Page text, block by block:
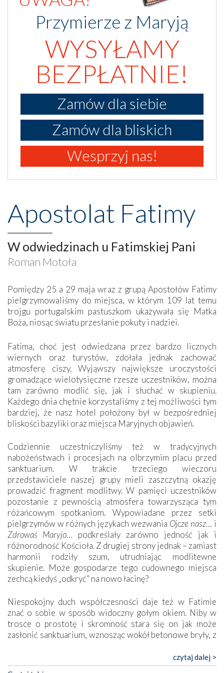
Przymierze z Maryją
WYSYŁAMY
BEZPŁATNIE!
Zamów dla siebie
Zamów dla bliskich
Wesprzyj nas!
Apostolat Fatimy
W odwiedzinach u Fatimskiej Pani
Roman Motoła
Pomiędzy 25 a 29 maja wraz z grupą Apostołów Fatimy
pielgrzymowaliśmy do miejsca, w którym 109 lat temu
trojgu portugalskim pastuszkom ukazywała się Matka
Boża, niosąc światu przesłanie pokuty i nadziei.
Fatima, choć jest odwiedzana przez bardzo licznych
wiernych oraz turystów, zdołała jednak zachować
atmosferę ciszy. Wyjąwszy największe uroczystości
gromadzące wielotysięczne rzesze uczestników, można
tam zarówno modlić się, jak i słuchać w skupieniu.
Każdego dnia chętnie korzystaliśmy z tej możliwości tym
bardziej, że nasz hotel położony był w bezpośredniej
bliskości bazyliki oraz miejsca Maryjnych objawień.
Codziennie uczestniczyliśmy też w tradycyjnych
nabożeństwach i procesjach na olbrzymim placu przed
sanktuarium. W trakcie trzeciego wieczoru
przedstawiciele naszej grupy mieli zaszczytną okazję
prowadzić fragment modlitwy. W pamięci uczestników
pozostanie z pewnością atmosfera towarzysząca tym
różańcowym spotkaniom. Wypowiadane przez setki
pielgrzymów w różnych językach wezwania Ojcze nasz… i
Zdrowaś Maryjo… podkreślały zarówno jedność jak i
różnorodność Kościoła. Z drugiej strony jednak – zamiast
harmonii rodziły szum, utrudniając modlitewne
skupienie. Może gospodarze tego cudownego miejsca
zechcą kiedyś „odkryć” na nowo łacinę?
Niespokojny duch współczesności daje też w Fatimie
znać o sobie w sposób widoczny gołym okiem. Niby w
trosce o prostotę i skromność stara się on jak może
zasłonić sanktuarium, wznosząc wokół betonowe bryły, z
katolickiego kultu. Tylko co wspólnego z żywą,
autentyczną wiarą mogą mieć płaskie, szare bunkry albo
czytaj dalej >